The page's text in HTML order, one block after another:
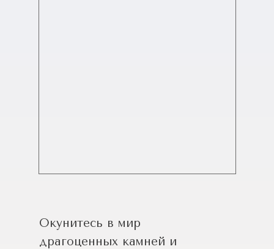
Окунитесь в мир
драгоценных камней и